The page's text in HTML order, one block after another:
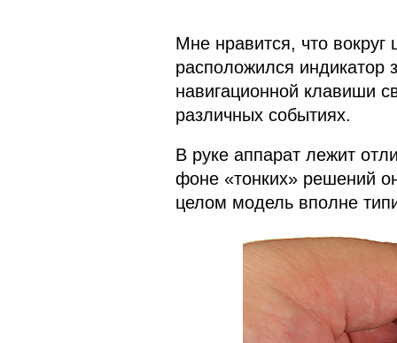
Мне нравится, что вокруг
расположился индикатор
навигационной клавиши
различных событиях.
В руке аппарат лежит
фоне «тонких» решений
целом модель вполне